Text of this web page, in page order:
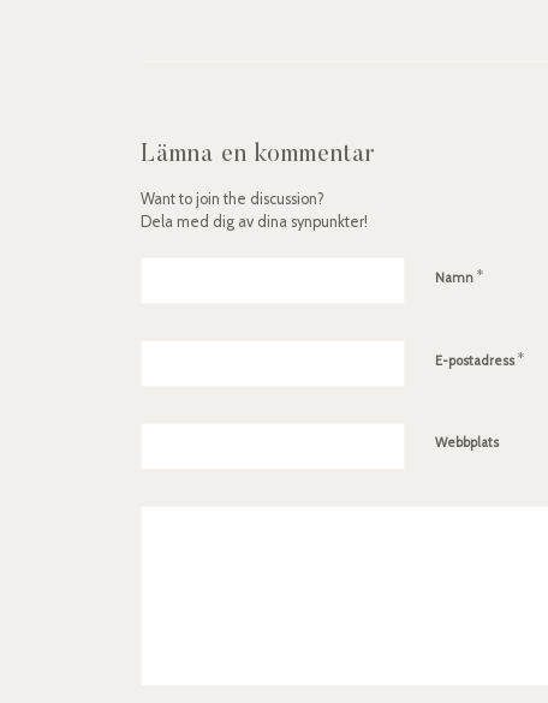
Lämna en kommentar
Want to join the discussion?
Dela med dig av dina synpunkter!
Namn *
E-postadress*
Webbplats